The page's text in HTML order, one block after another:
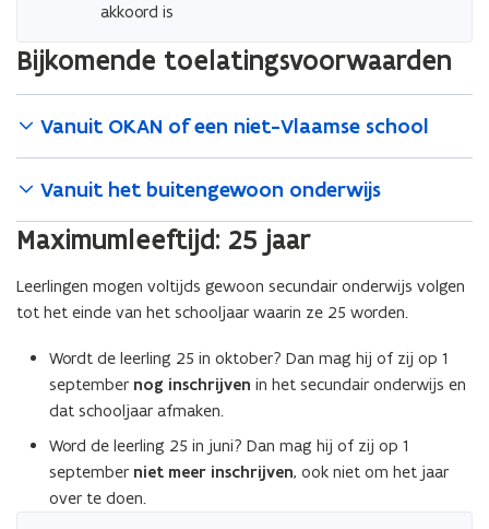
akkoord is
Bijkomende toelatingsvoorwaarden
Vanuit OKAN of een niet-Vlaamse school
Vanuit het buitengewoon onderwijs
Maximumleeftijd: 25 jaar
Leerlingen mogen voltijds gewoon secundair onderwijs volgen
tot het einde van het schooljaar waarin ze 25 worden.
Wordt de leerling 25 in oktober? Dan mag hij of zij op 1
september nog inschrijven in het secundair onderwijs en
dat schooljaar afmaken.
Word de leerling 25 in juni? Dan mag hij of zij op 1
september niet meer inschrijven, ook niet om het jaar
over te doen.